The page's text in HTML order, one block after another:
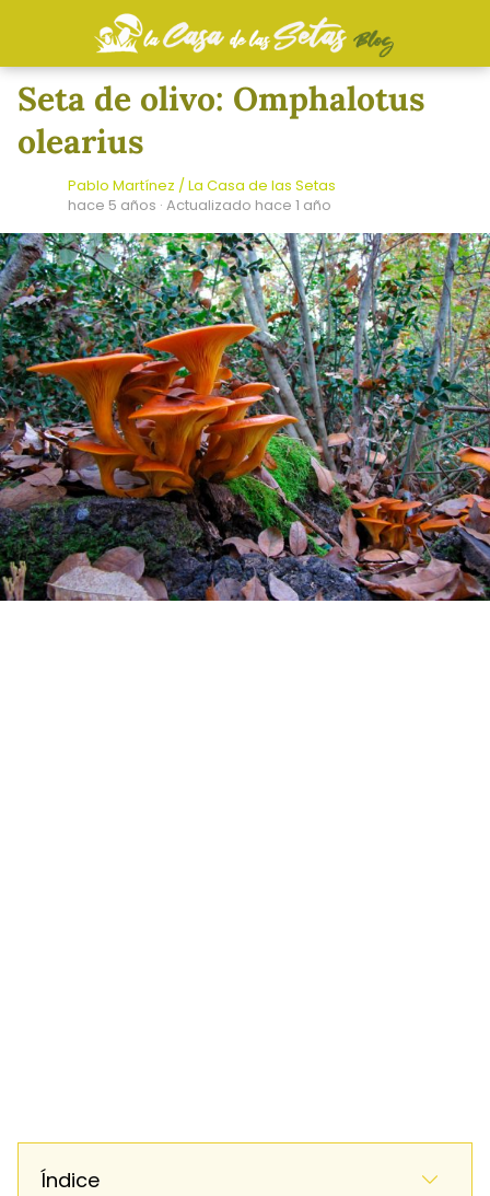
Seta de olivo: Omphalotus
olearius
Pablo Martínez / La Casa de las Setas
hace 5 años · Actualizado hace 1 año
Índice